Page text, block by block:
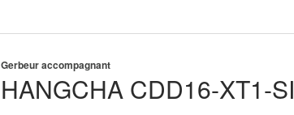
HANGCHA CDD16-XT1-SI
Gerbeur accompagnant